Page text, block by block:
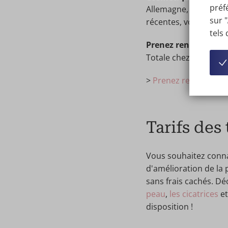
Allemagne, sont à
récentes, vous
Prenez rendez-vous
Totale chez
> Prenez rendez-
Tarifs
Vous souhaitez
d'amélioration de la
sans frais cachés.
peau, les cicatrices
disposition !
sur
tels